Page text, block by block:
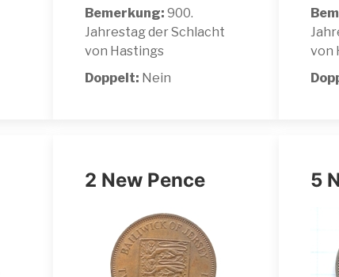
Bemerkung: 900.
Jahrestag der Schlacht
von Hastings
Doppelt: Nein
von
2 New Pence 5